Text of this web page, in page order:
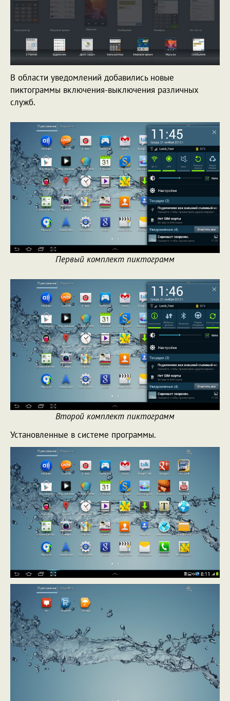
В области уведомлений добавились новые
пиктограммы включения-выключения различных
служб.
Первый комплект пиктограмм
Второй комплект пиктограмм
Установленные в системе программы.